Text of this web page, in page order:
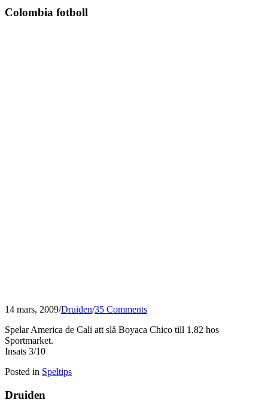
Colombia fotboll
14 mars, 2009/Druiden/35 Comments
Spelar America de Cali att slå Boyaca Chico till 1,82 hos
Sportmarket.
Insats 3/10
Posted in Speltips
Druiden